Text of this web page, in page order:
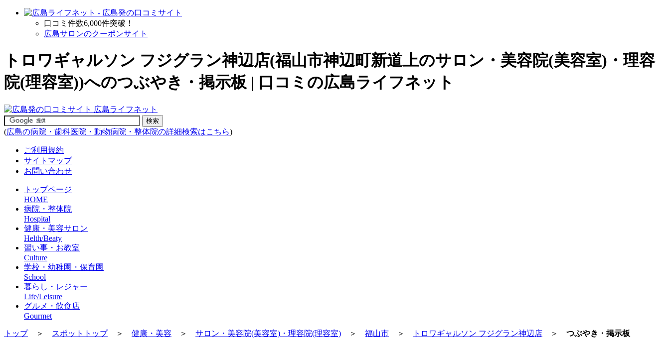
口コミ件数6,000件突破！
広島サロンのクーポンサイト
トロワギャルソン フジグラン神辺店(福山市神辺町新道上のサロン・美容院(美容室)・理容
院(理容室))へのつぶやき・掲示板 | 口コミの広島ライフネット
(広島の病院・歯科医院・動物病院・整体院の詳細検索はこちら)
ご利用規約
サイトマップ
お問い合わせ
トップページ
HOME
病院・整体院
Hospital
健康・美容サロン
Helth/Beaty
習い事・お教室
Culture
学校・幼稚園・保育園
School
暮らし・レジャー
Life/Leisure
グルメ・飲食店
Gourmet
トップ＞ スポットトップ＞ 健康・美容 ＞ サロン・美容院(美容室)・理容院(理容室) ＞ 福山市 ＞ トロワギャルソン フジグラン神辺店 ＞ つぶやき・掲示板